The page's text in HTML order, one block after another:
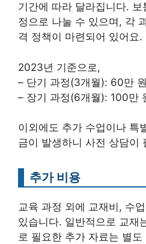
기간에 따라 달라집니다.
정으로 나눌 수 있으며, 각
격 정책이 마련되어 있어요.
2023년 기준으로,
– 단기 과정(3개월): 60만 원
– 장기 과정(6개월): 100만
이외에도 추가 수업이나 특
금이 발생하니 사전 상담이
추가 비용
교육 과정 외에 교재비, 수
있습니다. 일반적으로 교재
로 필요한 추가 자료는 별